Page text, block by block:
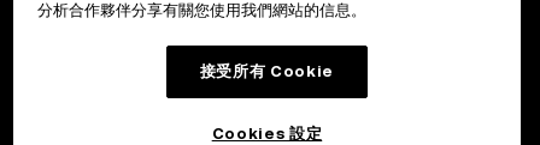
分析合作夥伴分享有關您使用我們網站的信息。
接受所有 Cookie
Cookies 設定